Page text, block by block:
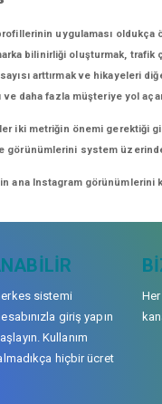
uygulaması
bilinirliği oluşturmak,
arttırmak ve hikayeleri
ve daha fazla müşteriye yol
iki metriğin önemi gerektiği
görünümlerini system
ana Instagram görünümlerini
sistemi
giriş yapın
Kullanım
hiçbir ücret